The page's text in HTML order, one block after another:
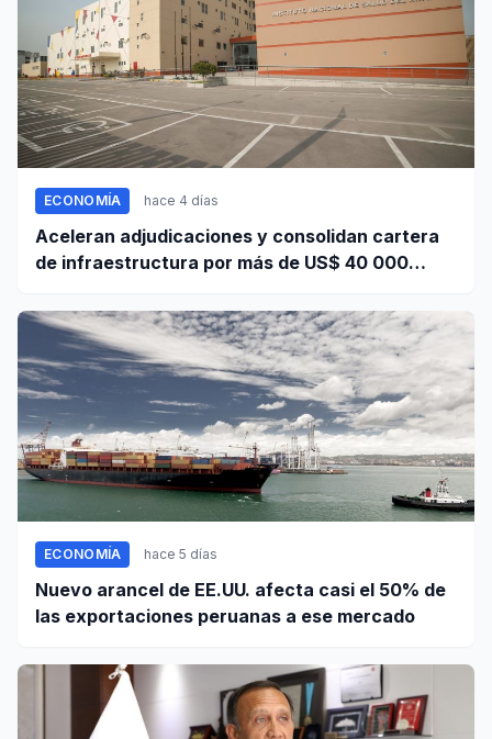
ECONOMÍA hace 4 días
Aceleran adjudicaciones y consolidan cartera
de infraestructura por más de US$ 40 000
ECONOMÍA hace 5 días
Nuevo arancel de EE.UU. afecta casi el 50% de
las exportaciones peruanas a ese mercado